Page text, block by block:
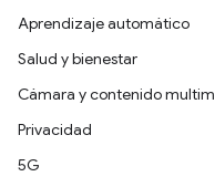
Aprendizaje automático
Salud y bienestar
Cámara y contenido
Privacidad
5G